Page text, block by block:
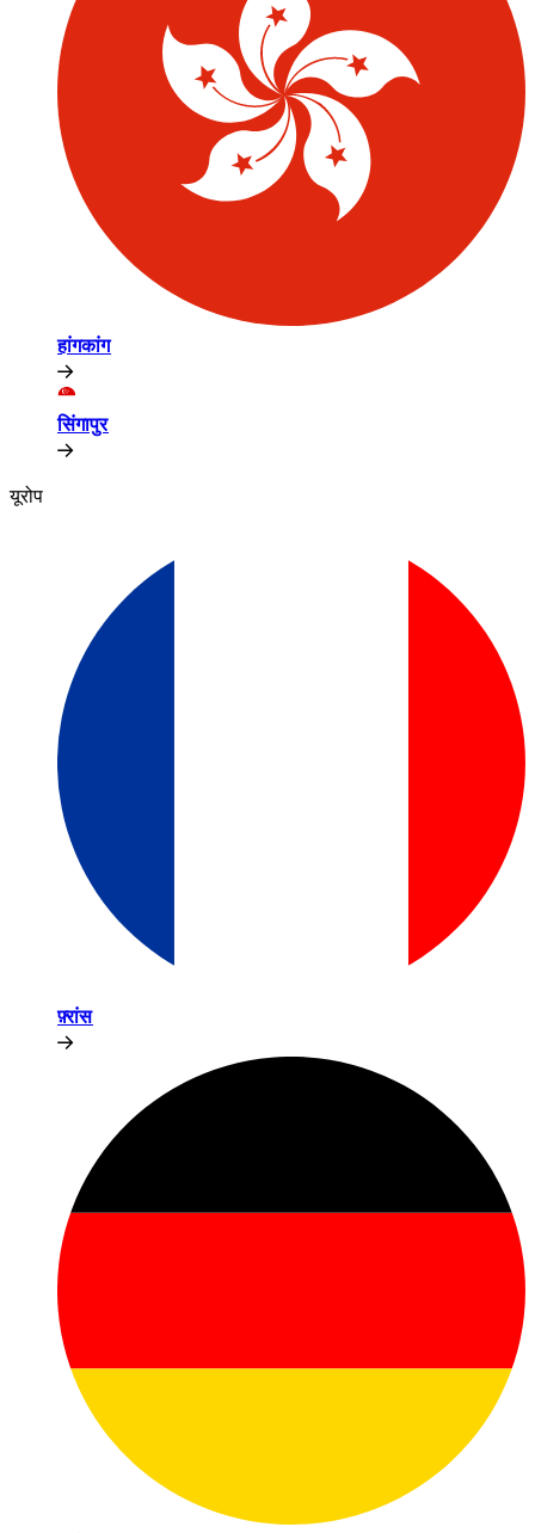
हांगकांग​​
सिंगापुर​​
यूरोप​​
फ़्रांस​​